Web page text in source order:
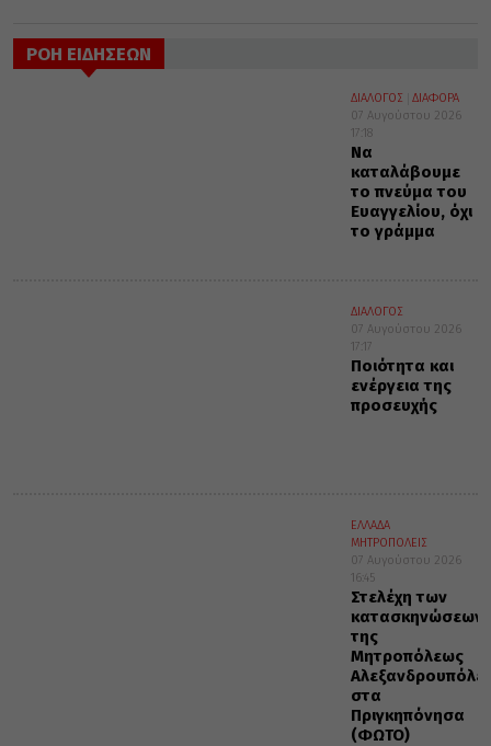
ΡΟΗ ΕΙΔΗΣΕΩΝ
ΔΙΑΛΟΓΟΣ
ΔΙΑΦΟΡΑ
07 Αυγούστου 2026
17:18
Να
καταλάβουμε
το πνεύμα του
Ευαγγελίου, όχι
το γράμμα
ΔΙΑΛΟΓΟΣ
07 Αυγούστου 2026
17:17
Ποιότητα και
ενέργεια της
προσευχής
ΕΛΛΑΔΑ
ΜΗΤΡΟΠΟΛΕΙΣ
07 Αυγούστου 2026
16:45
Στελέχη των
κατασκηνώσεων
της
Μητροπόλεως
στα
Πριγκηπόνησα
(ΦΩΤΟ)